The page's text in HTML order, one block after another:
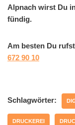
Alpnach wirst Du
fündig.
Am besten Du
672 90 10
Schlagwörter:
DRUCKEREI